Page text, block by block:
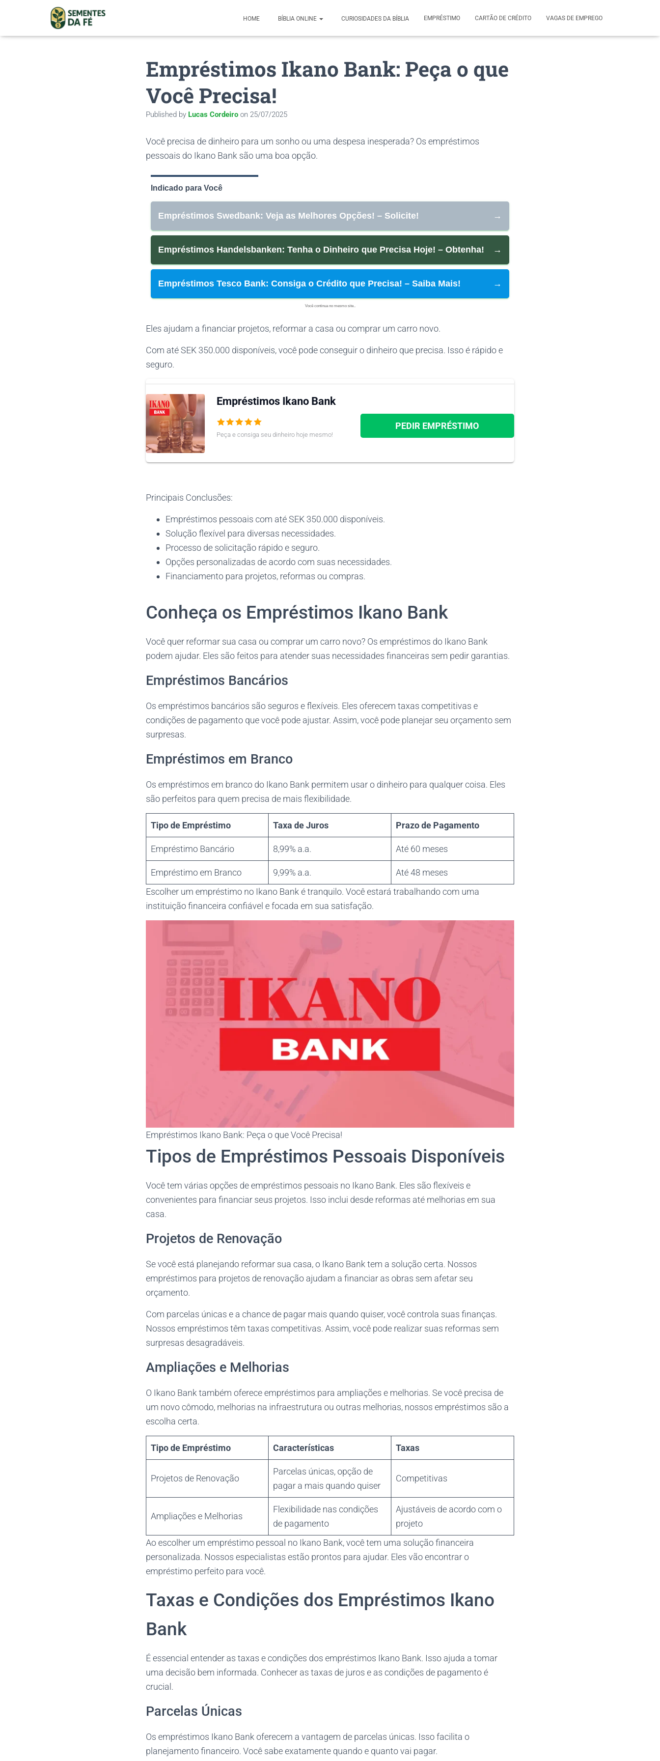
HOME BÍBLIA ONLINE CURIOSIDADES DA BÍBLIA EMPRÉSTIMO CARTÃO DE CRÉDITO VAGAS DE EMPREGO
Empréstimos Ikano Bank: Peça o que
Você Precisa!
Published by Lucas Cordeiro on 25/07/2025
Você precisa de dinheiro para um sonho ou uma despesa inesperada? Os empréstimos
pessoais do Ikano Bank são uma boa opção.
Indicado para Você
Empréstimos Swedbank: Veja as Melhores Opções! – Solicite! →
Empréstimos Handelsbanken: Tenha o Dinheiro que Precisa Hoje! – Obtenha! →
Empréstimos Tesco Bank: Consiga o Crédito que Precisa! – Saiba Mais! →
Você continua no mesmo site..
Eles ajudam a financiar projetos, reformar a casa ou comprar um carro novo.
Com até SEK 350.000 disponíveis, você pode conseguir o dinheiro que precisa. Isso é rápido e
seguro.
Empréstimos Ikano Bank
Peça e consiga seu dinheiro hoje mesmo!
PEDIR EMPRÉSTIMO
Principais Conclusões:
Empréstimos pessoais com até SEK 350.000 disponíveis.
Solução flexível para diversas necessidades.
Processo de solicitação rápido e seguro.
Opções personalizadas de acordo com suas necessidades.
Financiamento para projetos, reformas ou compras.
Conheça os Empréstimos Ikano Bank
Você quer reformar sua casa ou comprar um carro novo? Os empréstimos do Ikano Bank
podem ajudar. Eles são feitos para atender suas necessidades financeiras sem pedir garantias.
Empréstimos Bancários
Os empréstimos bancários são seguros e flexíveis. Eles oferecem taxas competitivas e
condições de pagamento que você pode ajustar. Assim, você pode planejar seu orçamento sem
surpresas.
Empréstimos em Branco
Os empréstimos em branco do Ikano Bank permitem usar o dinheiro para qualquer coisa. Eles
são perfeitos para quem precisa de mais flexibilidade.
Tipo de Empréstimo Taxa de Juros Prazo de Pagamento
Empréstimo Bancário 8,99% a.a. Até 60 meses
Empréstimo em Branco 9,99% a.a.
Até 48 meses
Escolher um empréstimo no Ikano Bank é tranquilo. Você estará trabalhando com uma
instituição financeira confiável e focada em sua satisfação.
Empréstimos Ikano Bank: Peça o que Você Precisa!
Tipos de Empréstimos Pessoais Disponíveis
Você tem várias opções de empréstimos pessoais no Ikano Bank. Eles são flexíveis e
convenientes para financiar seus projetos. Isso inclui desde reformas até melhorias em sua
casa.
Projetos de Renovação
Se você está planejando reformar sua casa, o Ikano Bank tem a solução certa. Nossos
empréstimos para projetos de renovação ajudam a financiar as obras sem afetar seu
orçamento.
Com parcelas únicas e a chance de pagar mais quando quiser, você controla suas finanças.
Nossos empréstimos têm taxas competitivas. Assim, você pode realizar suas reformas sem
surpresas desagradáveis.
Ampliações e Melhorias
O Ikano Bank também oferece empréstimos para ampliações e melhorias. Se você precisa de
um novo cômodo, melhorias na infraestrutura ou outras melhorias, nossos empréstimos são a
escolha certa.
Tipo de Empréstimo Características Taxas
Projetos de Renovação
Parcelas únicas, opção de
pagar a mais quando quiser
Competitivas
Ampliações e Melhorias
Flexibilidade nas condições
de pagamento
Ajustáveis de acordo com o
projeto
Ao escolher um empréstimo pessoal no Ikano Bank, você tem uma solução financeira
personalizada. Nossos especialistas estão prontos para ajudar. Eles vão encontrar o
empréstimo perfeito para você.
Taxas e Condições dos Empréstimos Ikano
Bank
É essencial entender as taxas e condições dos empréstimos Ikano Bank. Isso ajuda a tomar
uma decisão bem informada. Conhecer as taxas de juros e as condições de pagamento é
crucial.
Parcelas Únicas
Os empréstimos Ikano Bank oferecem a vantagem de parcelas únicas. Isso facilita o
planejamento financeiro. Você sabe exatamente quando e quanto vai pagar.